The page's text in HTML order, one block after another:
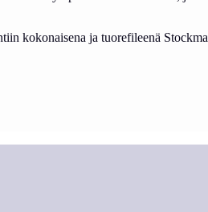
kokonaisena ja tuorefileenä